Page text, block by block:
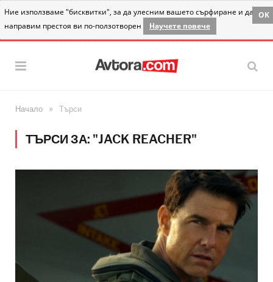
Ние използваме "бисквитки", за да улесним вашето сърфиране и да
направим престоя ви по-ползотворен
Научете повече
OK
Начало » Търси
ТЪРСИ ЗА: "JACK REACHER"